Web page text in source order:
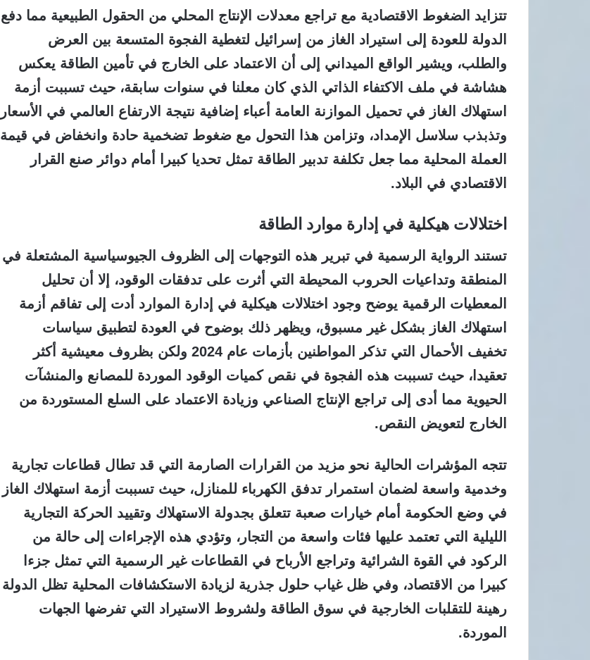
تتزايد الضغوط الاقتصادية مع تراجع معدلات الإنتاج المحلي من الحقول الطبيعية مما دفع
الدولة للعودة إلى استيراد الغاز من إسرائيل لتغطية الفجوة المتسعة بين العرض
والطلب، ويشير الواقع الميداني إلى أن الاعتماد على الخارج في تأمين الطاقة يعكس
هشاشة في ملف الاكتفاء الذاتي الذي كان معلنا في سنوات سابقة، حيث تسببت أزمة
استهلاك الغاز في تحميل الموازنة العامة أعباء إضافية نتيجة الارتفاع العالمي في الأسعار
وتذبذب سلاسل الإمداد، وتزامن هذا التحول مع ضغوط تضخمية حادة وانخفاض في قيمة
العملة المحلية مما جعل تكلفة تدبير الطاقة تمثل تحديا كبيرا أمام دوائر صنع القرار
الاقتصادي في البلاد.
اختلالات هيكلية في إدارة موارد الطاقة
تستند الرواية الرسمية في تبرير هذه التوجهات إلى الظروف الجيوسياسية المشتعلة في
المنطقة وتداعيات الحروب المحيطة التي أثرت على تدفقات الوقود، إلا أن تحليل
المعطيات الرقمية يوضح وجود اختلالات هيكلية في إدارة الموارد أدت إلى تفاقم أزمة
استهلاك الغاز بشكل غير مسبوق، ويظهر ذلك بوضوح في العودة لتطبيق سياسات
تخفيف الأحمال التي تذكر المواطنين بأزمات عام 2024 ولكن بظروف معيشية أكثر
تعقيدا، حيث تسببت هذه الفجوة في نقص كميات الوقود الموردة للمصانع والمنشآت
الحيوية مما أدى إلى تراجع الإنتاج الصناعي وزيادة الاعتماد على السلع المستوردة من
الخارج لتعويض النقص.
تتجه المؤشرات الحالية نحو مزيد من القرارات الصارمة التي قد تطال قطاعات تجارية
وخدمية واسعة لضمان استمرار تدفق الكهرباء للمنازل، حيث تسببت أزمة استهلاك الغاز
في وضع الحكومة أمام خيارات صعبة تتعلق بجدولة الاستهلاك وتقييد الحركة التجارية
الليلية التي تعتمد عليها فئات واسعة من التجار، وتؤدي هذه الإجراءات إلى حالة من
الركود في القوة الشرائية وتراجع الأرباح في القطاعات غير الرسمية التي تمثل جزءا
كبيرا من الاقتصاد، وفي ظل غياب حلول جذرية لزيادة الاستكشافات المحلية تظل الدولة
رهينة للتقلبات الخارجية في سوق الطاقة ولشروط الاستيراد التي تفرضها الجهات
الموردة.